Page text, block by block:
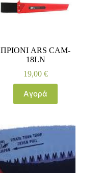
ΠΡΙΟΝΙ ARS CAM-
18LN
19,00 €
Αγορά